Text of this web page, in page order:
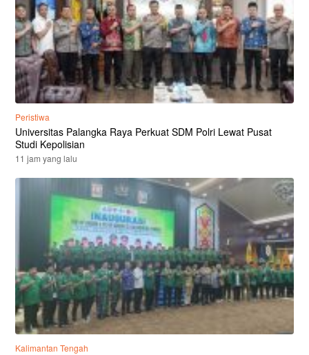
Peristiwa
Universitas Palangka Raya Perkuat SDM Polri Lewat Pusat
Studi Kepolisian
11 jam yang lalu
Kalimantan Tengah